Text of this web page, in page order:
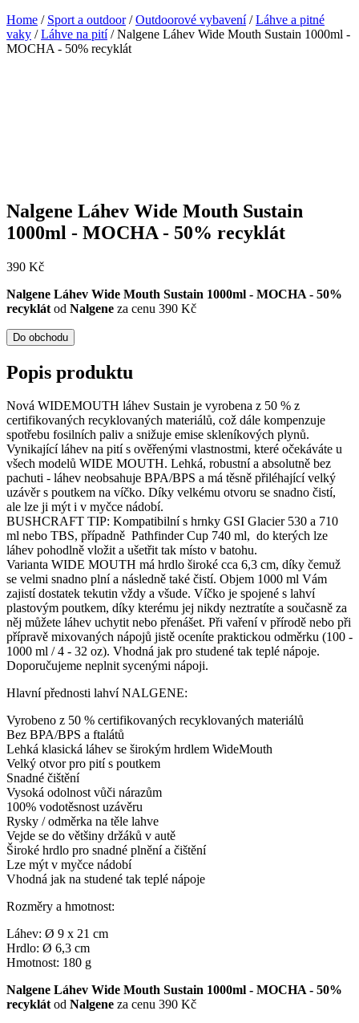
Home / Sport a outdoor/Outdoorové vybavení/Láhve a pitné
vaky /Láhve na pití/ Nalgene Láhev Wide Mouth Sustain 1000ml -
MOCHA - 50% recyklát
Nalgene Láhev Wide Mouth Sustain
1000ml - MOCHA - 50% recyklát
390 Kč
Nalgene Láhev Wide Mouth Sustain 1000ml - MOCHA - 50%
recyklát od Nalgene za cenu 390 Kč
Do obchodu
Popis produktu
Nová WIDEMOUTH láhev Sustain je vyrobena z 50 % z
certifikovaných recyklovaných materiálů, což dále kompenzuje
spotřebu fosilních paliv a snižuje emise skleníkových plynů.
Vynikající láhev na pití s ověřenými vlastnostmi, které očekáváte u
všech modelů WIDE MOUTH. Lehká, robustní a absolutně bez
pachuti - láhev neobsahuje BPA/BPS a má těsně přiléhající velký
uzávěr s poutkem na víčko. Díky velkému otvoru se snadno čistí,
ale lze ji mýt i v myčce nádobí.
BUSHCRAFT TIP: Kompatibilní s hrnky GSI Glacier 530 a 710
ml nebo TBS, případně Pathfinder Cup 740 ml, do kterých lze
láhev pohodlně vložit a ušetřit tak místo v batohu.
Varianta WIDE MOUTH má hrdlo široké cca 6,3 cm, díky čemuž
se velmi snadno plní a následně také čistí. Objem 1000 ml Vám
zajistí dostatek tekutin vždy a všude. Víčko je spojené s lahví
plastovým poutkem, díky kterému jej nikdy neztratíte a současně za
něj můžete láhev uchytit nebo přenášet. Při vaření v přírodě nebo při
přípravě mixovaných nápojů jistě oceníte praktickou odměrku (100 -
1000 ml / 4 - 32 oz). Vhodná jak pro studené tak teplé nápoje.
Doporučujeme neplnit sycenými nápoji.
Hlavní přednosti lahví NALGENE:
Vyrobeno z 50 % certifikovaných recyklovaných materiálů
Bez BPA/BPS a ftalátů
Lehká klasická láhev se širokým hrdlem WideMouth
Velký otvor pro pití s poutkem
Snadné čištění
Vysoká odolnost vůči nárazům
100% vodotěsnost uzávěru
Rysky / odměrka na těle lahve
Vejde se do většiny držáků v autě
Široké hrdlo pro snadné plnění a čištění
Lze mýt v myčce nádobí
Vhodná jak na studené tak teplé nápoje
Rozměry a hmotnost:
Láhev: Ø 9 x 21 cm
Hrdlo: Ø 6,3 cm
Hmotnost: 180 g
Nalgene Láhev Wide Mouth Sustain 1000ml - MOCHA - 50%
recyklátod Nalgene za cenu 390 Kč